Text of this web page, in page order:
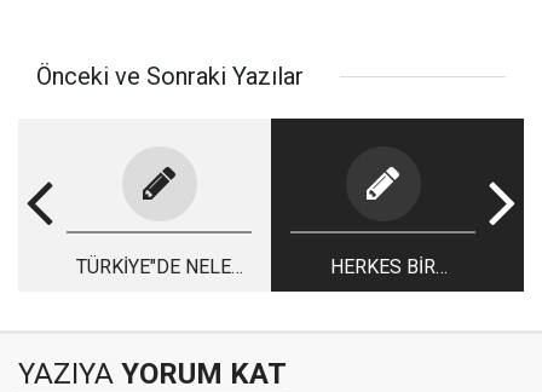
Önceki ve Sonraki Yazılar
TÜRKİYE"DE NELER
HERKES BİR
DEĞERMİ?
YAZIYA YORUM KAT